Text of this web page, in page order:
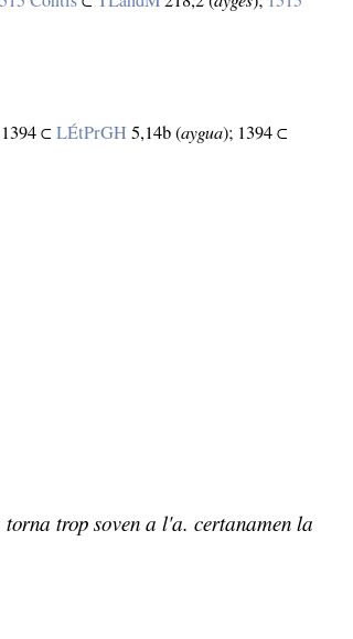
⊂LÉtPrGH 5,14b (aygua); 1394 ⊂
trop soven a l'a. certanamen la